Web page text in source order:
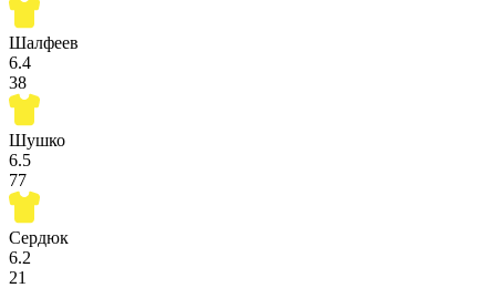
Шалфеев
6.4
38
Шушко
6.5
77
Сердюк
6.2
21